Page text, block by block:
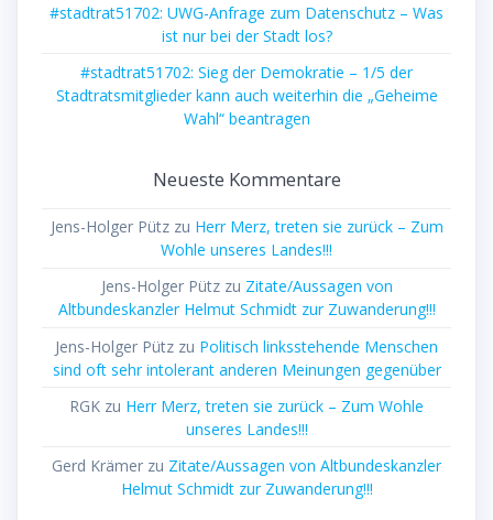
#stadtrat51702: UWG-Anfrage zum Datenschutz – Was
ist nur bei der Stadt los?
#stadtrat51702: Sieg der Demokratie – 1/5 der
Stadtratsmitglieder kann auch weiterhin die „Geheime
Wahl“ beantragen
Neueste Kommentare
Jens-Holger Pützzu Herr Merz, treten sie zurück – Zum
Wohle unseres Landes!!!
Jens-Holger Pützzu Zitate/Aussagen von
Altbundeskanzler Helmut Schmidt zur Zuwanderung!!!
Jens-Holger Pütz zu Politisch linksstehende Menschen
sind oft sehr intolerant anderen Meinungen gegenüber
RGK zu Herr Merz, treten sie zurück – Zum Wohle
unseres Landes!!!
Gerd Krämer zu Zitate/Aussagen von Altbundeskanzler
Helmut Schmidt zur Zuwanderung!!!